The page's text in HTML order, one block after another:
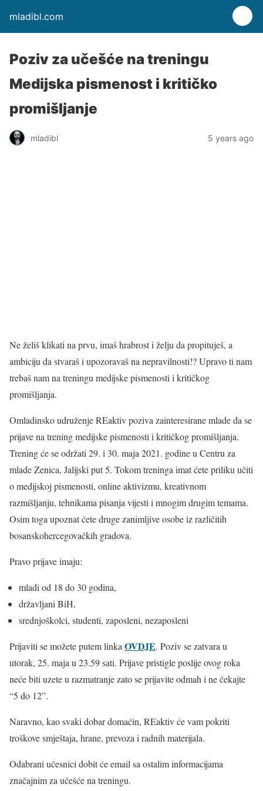
mladibl.com
Poziv za učešće na treningu
Medijska pismenost i kritičko
promišljanje
mladibl 5 years ago
Ne želiš klikati na prvu, imaš hrabrost i želju da propituješ, a
ambiciju da stvaraš i upozoravaš na nepravilnosti!? Upravo ti nam
trebaš nam na treningu medijske pismenosti i kritičkog
promišljanja.
Omladinsko udruženje REaktiv poziva zainteresirane mlade da se
prijave na trening medijske pismenosti i kritičkog promišljanja.
Trening će se održati 29. i 30. maja 2021. godine u Centru za
mlade Zenica, Jalijski put 5. Tokom treninga imat ćete priliku učiti
o medijskoj pismenosti, online aktivizmu, kreativnom
razmišljanju, tehnikama pisanja vijesti i mnogim drugim temama.
Osim toga upoznat ćete druge zanimljive osobe iz različitih
bosanskohercegovačkih gradova.
Pravo prijave imaju:
mladi od 18 do 30 godina,
državljani BiH,
srednjoškolci, studenti, zaposleni, nezaposleni
Prijaviti se možete putem linka OVDJE. Poziv se zatvara u
utorak, 25. maja u 23.59 sati. Prijave pristigle poslije ovog roka
neće biti uzete u razmatranje zato se prijavite odmah i ne čekajte
“5 do 12”.
Naravno, kao svaki dobar domaćin, REaktiv će vam pokriti
troškove smještaja, hrane, prevoza i radnih materijala.
Odabrani učesnici dobit će email sa ostalim informacijama
značajnim za učešće na treningu.